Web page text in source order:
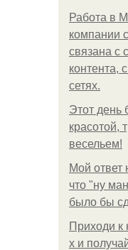
Работа в
компании
связана с
контента,
сетях.
Этот день
красотой,
весельем!
Мой ответ
что "ну
было бы
Приходи к
х и